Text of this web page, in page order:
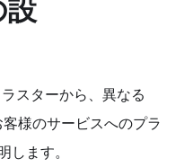
設
スターから、異なる
様のサービスへのプラ
ます。